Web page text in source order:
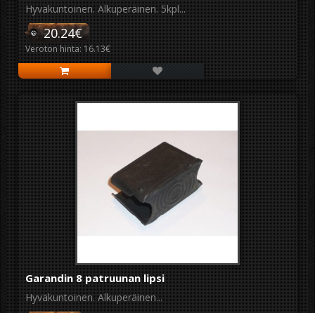
Hyväkuntoinen. Alkuperäinen. 5kpl...
20.24€
Veroton hinta: 16.13€
Garandin 8 patruunan lipsi
Hyväkuntoinen. Alkuperäinen...